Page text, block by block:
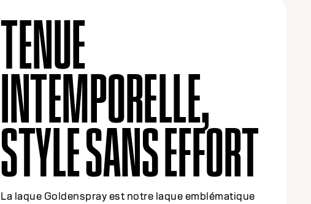
TENUE
INTEMPORELLE,
STYLE SANS EFFORT
La laque Goldenspray est notre laque emblématique